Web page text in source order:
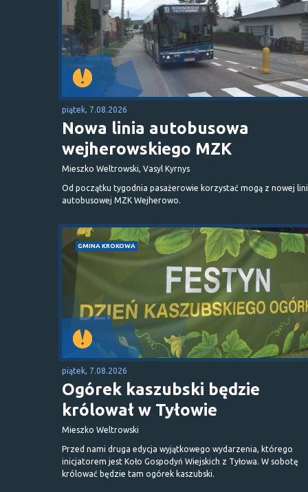
piątek, 7.08.2026
Nowa linia autobusowa
wejherowskiego MZK
Mieszko Weltrowski, Vasyl Kyrnys
Od początku tygodnia pasażerowie korzystać mogą z nowej
autobusowej MZK Wejherowo.
GMINA KROKOWA
piątek, 7.08.2026
Ogórek kaszubski będzie
królował w Tyłowie
Mieszko Weltrowski
Przed nami druga edycja wyjątkowego wydarzenia, którego
inicjatorem jest Koło Gospodyń Wiejskich z Tyłowa. W sobotę
królować będzie tam ogórek kaszubski.